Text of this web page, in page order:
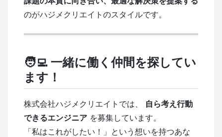
のがハジメクリエイトのスタイルです。
🧑‍💻 一緒に働く仲間を探してい
ます！
株式会社ハジメクリエイトでは、
自ら考え行動
できるエンジニア を募集しています。
「私はこれがしたい！」という想いを持つあな